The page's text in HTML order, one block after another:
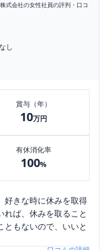
式会社の女性社員の評判・口コ
し
賞与（年）
10万円
有休消化率
100%
好きな時に休みを取得
れば、休みを取ること
ともないので、いいと